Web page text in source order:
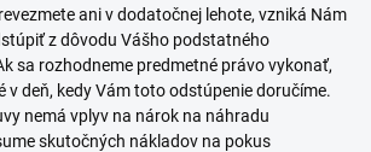
ani v dodatočnej lehote, vzniká Nám
z dôvodu Vášho podstatného
sa rozhodneme predmetné právo vykonať,
v deň, kedy Vám toto odstúpenie doručíme.
nemá vplyv na nárok na náhradu
skutočných nákladov na pokus